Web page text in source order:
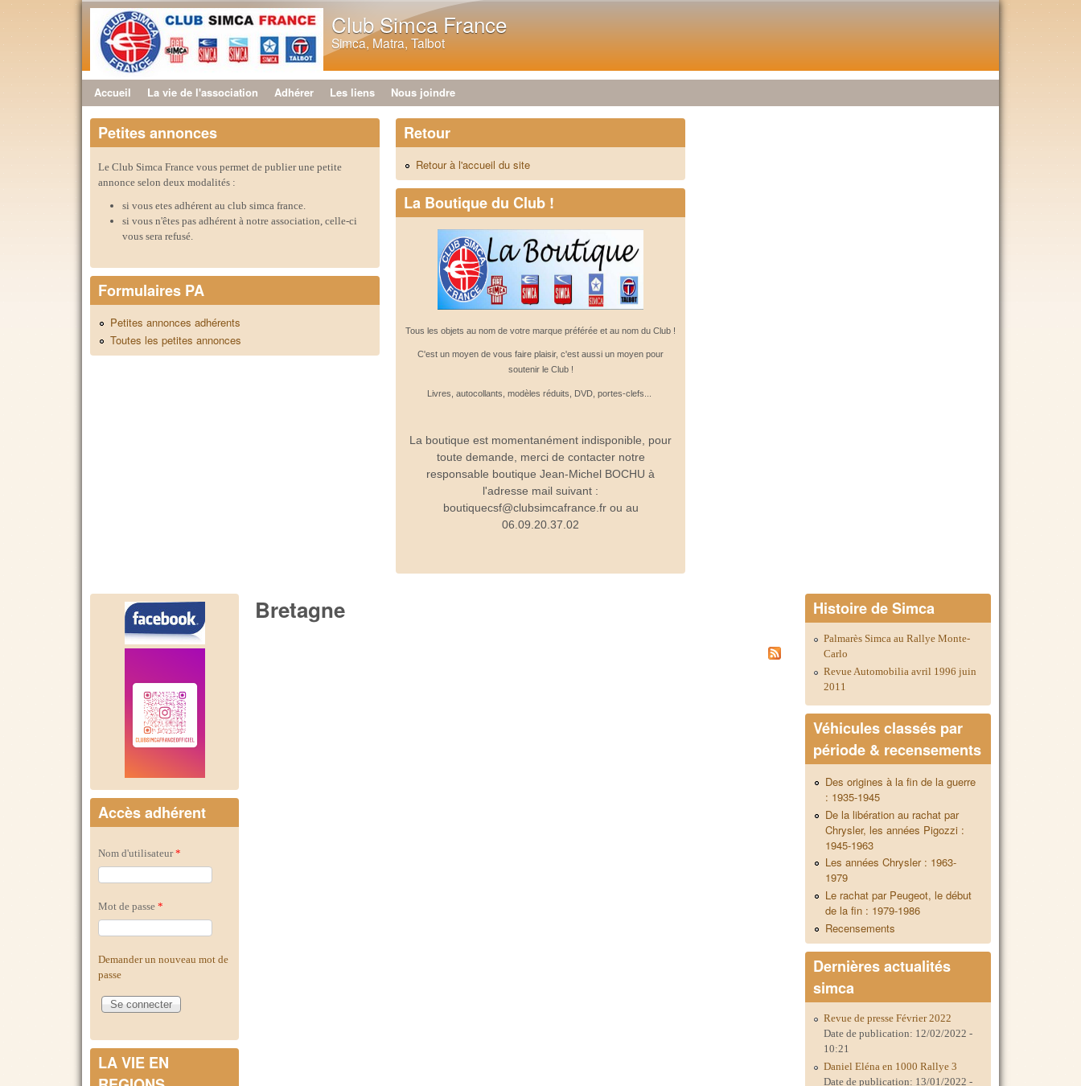
Club Simca France
Simca, Matra, Talbot
Menu principal
Accueil La vie de l'association Adhérer Les liens Nous joindre
Petites annonces
Le Club Simca France vous permet de publier une petite
annonce selon deux modalités :
si vous etes adhérent au club simca france.
si vous n'êtes pas adhérent à notre association, celle-ci
vous sera refusé.
Formulaires PA
Petites annonces adhérents
Toutes les petites annonces
Retour
Retour à l'accueil du site
La Boutique du Club !
Tous les objets au nom de votre marque préférée et au nom du Club !
C'est un moyen de vous faire plaisir, c'est aussi un moyen pour
soutenir le Club !
Livres, autocollants, modèles réduits, DVD, portes-clefs...
La boutique est momentanément indisponible, pour
toute demande, merci de contacter notre
responsable boutique Jean-Michel BOCHU à
l'adresse mail suivant :
boutiquecsf@clubsimcafrance.fr ou au
06.09.20.37.02
Bretagne
Accès adhérent
Nom d'utilisateur*
Mot de passe *
Demander un nouveau mot de
passe
LA VIE EN
Histoire de Simca
Palmarès Simca au Rallye Monte-
Carlo
Revue Automobilia avril 1996 juin
2011
Véhicules classés par
période & recensements
Des origines à la fin de la guerre
: 1935-1945
De la libération au rachat par
Chrysler, les années Pigozzi :
1945-1963
Les années Chrysler : 1963-
1979
Le rachat par Peugeot, le début
de la fin : 1979-1986
Recensements
Dernières actualités
simca
Revue de presse Février 2022
Date de publication: 12/02/2022 -
10:21
Daniel Eléna en 1000 Rallye 3
Date de publication: 13/01/2022 -